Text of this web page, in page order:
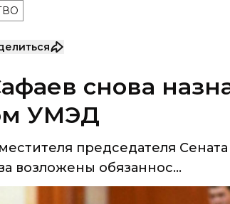
снова
УМЭД
председателя
возложены обязаннос...